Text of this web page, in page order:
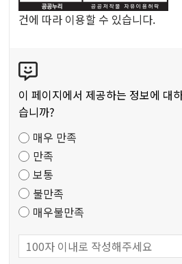
리
공
저
작
물
건에 따라 이용할 수 있습니다.
텐
츠
만
도
조
사
이 페이지에서 제공하는 정보에 대
습니까?
매우 만족
만족
보통
불만족
매우불만족